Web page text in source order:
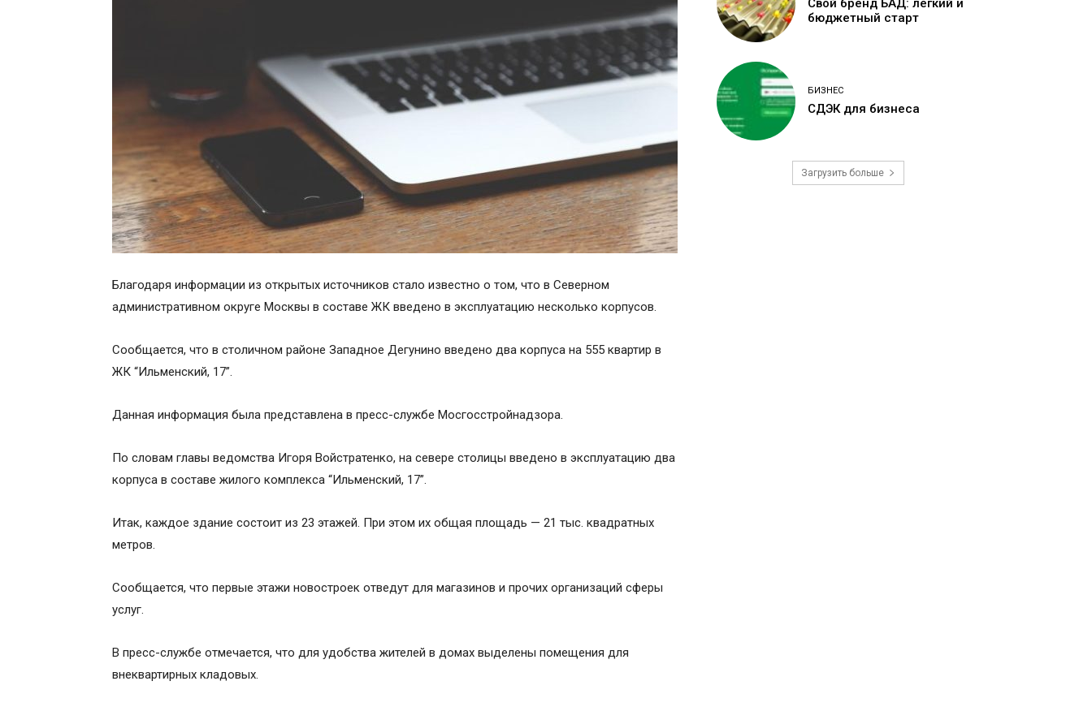
Благодаря информации из открытых источников стало известно о том, что в Северном
административном округе Москвы в составе ЖК введено в эксплуатацию несколько корпусов.
Сообщается, что в столичном районе Западное Дегунино введено два корпуса на 555 квартир в
ЖК “Ильменский, 17”.
Данная информация была представлена в пресс-службе Мосгосстройнадзора.
По словам главы ведомства Игоря Войстратенко, на севере столицы введено в эксплуатацию два
корпуса в составе жилого комплекса “Ильменский, 17”.
Итак, каждое здание состоит из 23 этажей. При этом их общая площадь — 21 тыс. квадратных
метров.
Сообщается, что первые этажи новостроек отведут для магазинов и прочих организаций сферы
услуг.
В пресс-службе отмечается, что для удобства жителей в домах выделены помещения для
внеквартирных кладовых.
Свой бренд БАД: лёгкий и
бюджетный старт
БИЗНЕС
СДЭК для бизнеса
Загрузить больше